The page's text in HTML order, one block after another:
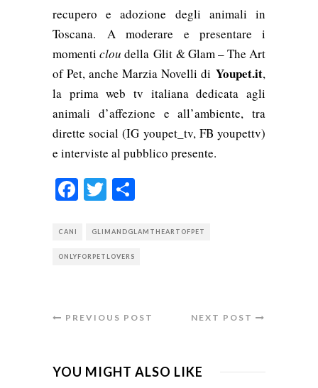
recupero e adozione degli animali in
Toscana. A moderare e presentare i
momenticlou della Glit & Glam – The Art
of Pet, anche Marzia Novelli di Youpet.it,
la prima web tv italiana dedicata agli
animali d’affezione e all’ambiente, tra
dirette social (IG youpet_tv, FB youpettv)
e interviste al pubblico presente.
Facebook
Twitter
CANI GLIMANDGLAMTHEARTOFPET
ONLYFORPETLOVERS
PREVIOUS POST NEXT POST
YOU MIGHT ALSO LIKE